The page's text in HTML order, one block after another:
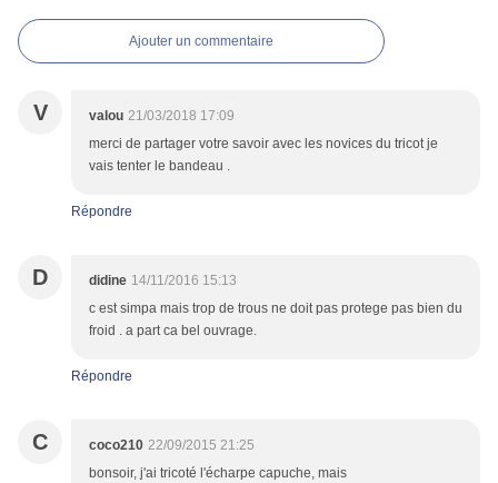
Ajouter un commentaire
V valou 21/03/2018 17:09
merci de partager votre savoir avec les novices du tricot je
vais tenter le bandeau .
Répondre
D didine 14/11/2016 15:13
c est simpa mais trop de trous ne doit pas protege pas bien du
froid . a part ca bel ouvrage.
Répondre
C coco210 22/09/2015 21:25
bonsoir, j'ai tricoté l'écharpe capuche, mais